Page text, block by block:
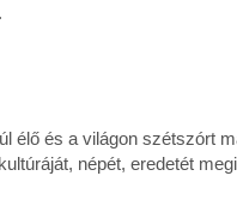
és a világon szétszórt
népét, eredetét